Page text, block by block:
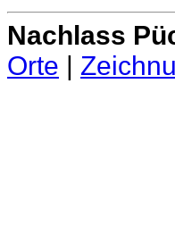
Nachlass
Orte |